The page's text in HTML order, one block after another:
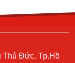
Thủ Đức, Tp.Hồ